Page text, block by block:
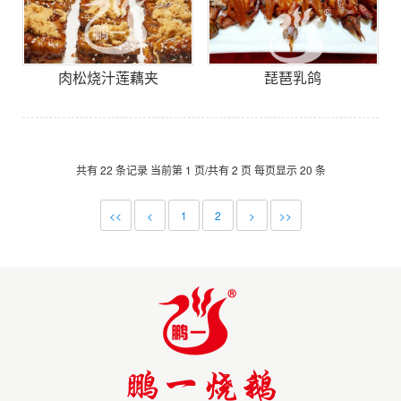
肉松烧汁莲藕夹 琵琶乳鸽
共有 22 条记录 当前第 1 页/共有 2 页 每页显示 20 条
<< < 1 2 > >>